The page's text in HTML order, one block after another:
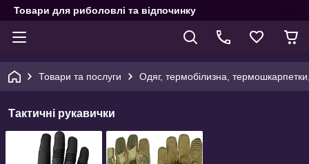
Товари для риболовлі та відпочинку
Товари та послуги Одяг, термобілизна,
Тактичні рукавички